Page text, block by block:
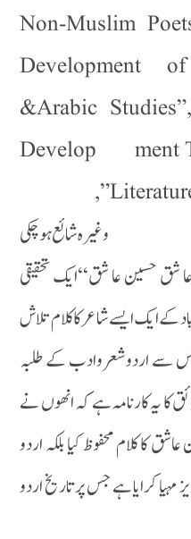
Non-Muslim
Development
&Arabic
Develop ment
Literature :Dreams & Designs”,
ہو چکی
شق حسین عا شق‘‘ایک تحقیقی
ایک ایسے شاعر کا کلام تلاش
سے اردوشعروادب کے طلبہ
کا یہ کارنامہ ہے کہ انھوں نے
کا کلام محفوظ کیا بلکہ اردو
کرایا ہے جس پر تاریخ اردو